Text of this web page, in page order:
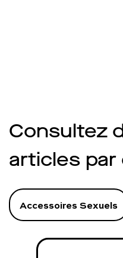
qui, lui, peut induire
problèmes d’érection.
est de cumuler la
avec un visionnage trop
le point.
Consultez
articles
Accessoires Sexuels